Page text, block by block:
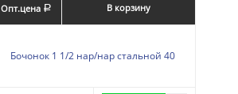
Опт.цена a В корзину
Бочонок 1 1/2 нар/нар стальной 40